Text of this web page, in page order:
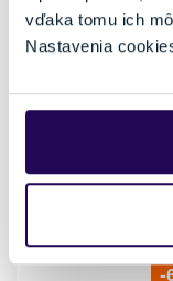
vďaka tomu ich
Nastavenia
Pánske
-